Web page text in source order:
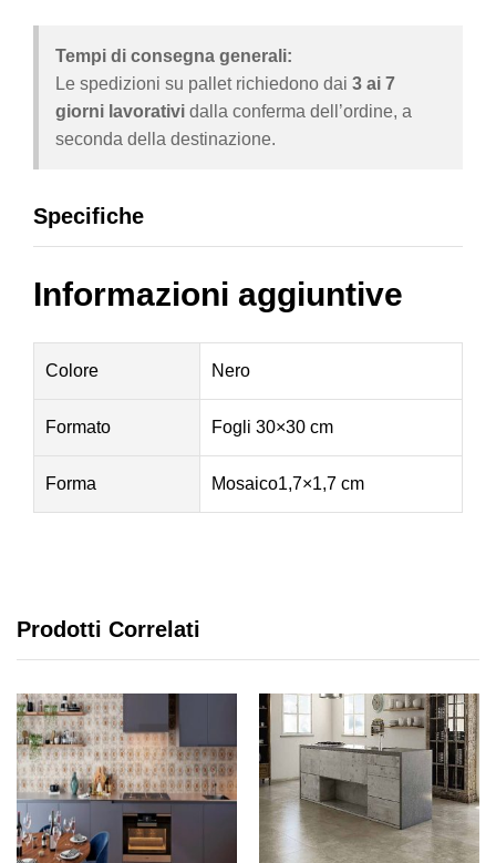
Tempi di consegna generali:
Le spedizioni su pallet richiedono dai 3 ai 7
giorni lavorativi dalla conferma dell’ordine, a
seconda della destinazione.
Specifiche
Informazioni aggiuntive
Colore Nero
Formato Fogli 30×30 cm
Forma Mosaico1,7×1,7 cm
Prodotti Correlati